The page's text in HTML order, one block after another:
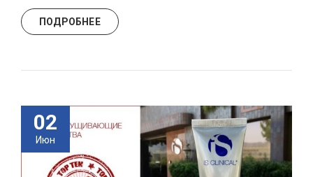
ПОДРОБНЕЕ
02
Июн